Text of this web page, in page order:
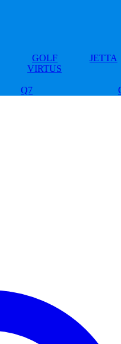
GOLF JETTA
VIRTUS
Q7